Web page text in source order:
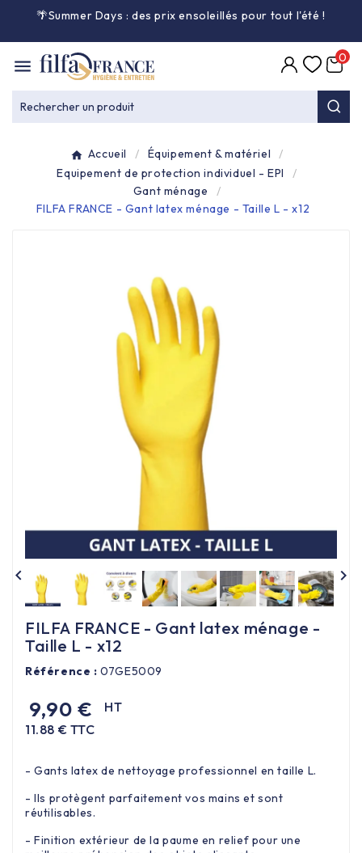
🌴Summer Days : des prix ensoleillés pour tout l'été!

Entretien général
Équipement & matériel 
Collecte des déchets 
Produit ouate 

Alimentaire & jetable 
Équipement cuisine pro
Les nouveaux produits
Contactez-nous
Rechercher un produit
0
Accueil
Équipement & matériel
Equipement de protection individuel - EPI
Gant ménage
FILFA FRANCE - Gant latex ménage - Taille L - x12
 
FILFA FRANCE - Gant latex ménage -
Taille L - x12
Référence : 07GE5009
9,90 €
HT
11.88 € TTC
- Gants latex de nettoyage professionnel en taille L.
- Ils protègent parfaitement vos mains et sont
réutilisables.
- Finition extérieur de la paume en relief pour une